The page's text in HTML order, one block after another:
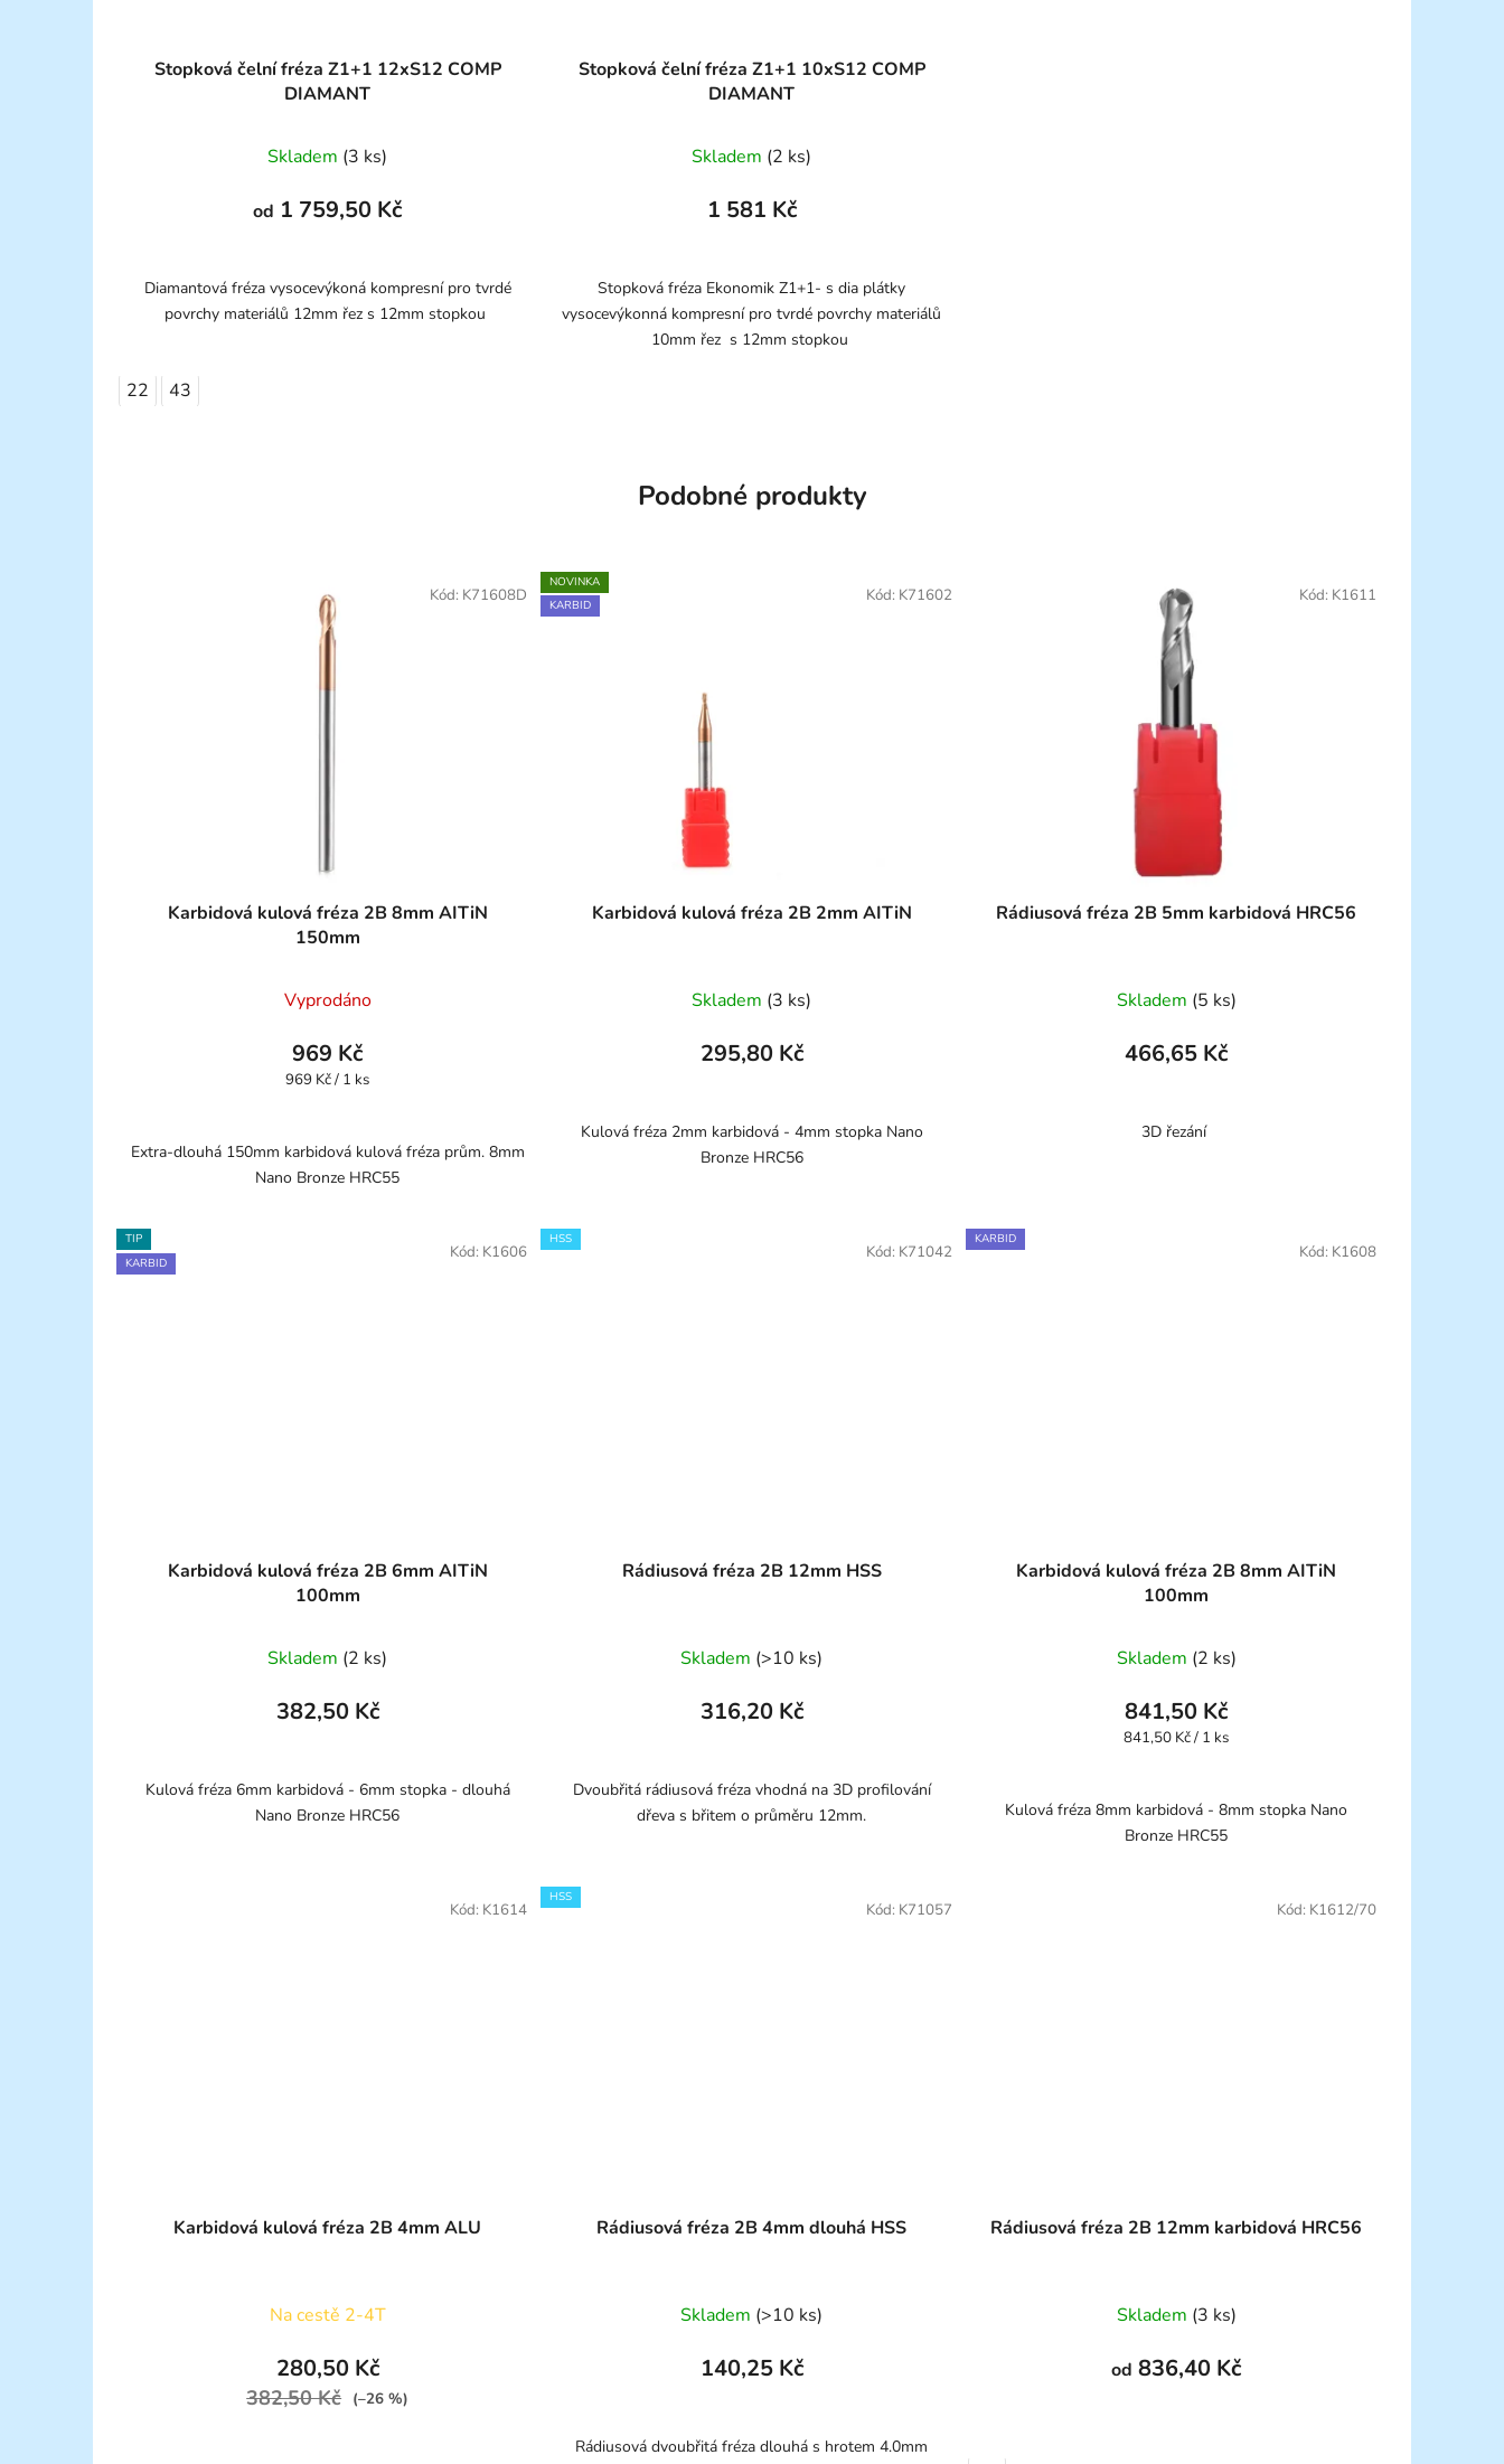
Stopková čelní fréza Z1+1 12xS12 COMP
DIAMANT
Skladem (3 ks)
od 1 759,50 Kč
Diamantová fréza vysocevýkoná kompresní pro tvrdé
povrchy materiálů 12mm řez s 12mm stopkou
22 43
Stopková čelní fréza Z1+1 10xS12 COMP
DIAMANT
Skladem (2 ks)
1 581 Kč
Stopková fréza Ekonomik Z1+1- s dia plátky
vysocevýkonná kompresní pro tvrdé povrchy materiálů
10mm řez s 12mm stopkou
Podobné produkty
Karbidová kulová fréza 2B 8mm AITiN
150mm
Vyprodáno
969 Kč
Měrná
969 Kč / 1 ks
Extra-dlouhá 150mm karbidová kulová fréza prům. 8mm
Nano Bronze HRC55
Kód: K71608D
NOVINKA
KARBID
Karbidová kulová fréza 2B 2mm AITiN
Skladem (3 ks)
295,80 Kč
Kulová fréza 2mm karbidová - 4mm stopka Nano
Bronze HRC56
Kód: K71602
Rádiusová fréza 2B 5mm karbidová HRC56
Skladem (5 ks)
466,65 Kč
3D řezání
Kód: K1611
TIP
KARBID
Karbidová kulová fréza 2B 6mm AITiN
100mm
Skladem (2 ks)
382,50 Kč
Kulová fréza 6mm karbidová - 6mm stopka - dlouhá
Nano Bronze HRC56
Kód: K1606
HSS
Rádiusová fréza 2B 12mm HSS
Skladem (>10 ks)
316,20 Kč
Dvoubřitá rádiusová fréza vhodná na 3D profilování
dřeva s břitem o průměru 12mm.
Kód: K71042
KARBID
Karbidová kulová fréza 2B 8mm AITiN
100mm
Skladem (2 ks)
841,50 Kč
Měrná
841,50 Kč / 1 ks
Kulová fréza 8mm karbidová - 8mm stopka Nano
Bronze HRC55
Kód: K1608
Karbidová kulová fréza 2B 4mm ALU
Na cestě 2-4T
280,50 Kč
382,50 Kč (–26 %)
Kód: K1614
HSS
Rádiusová fréza 2B 4mm dlouhá HSS
Skladem (>10 ks)
140,25 Kč
Rádiusová dvoubřitá fréza dlouhá s hrotem 4.0mm
Kód: K71057
Rádiusová fréza 2B 12mm karbidová HRC56
Skladem (3 ks)
od 836,40 Kč
Kód: K1612/70